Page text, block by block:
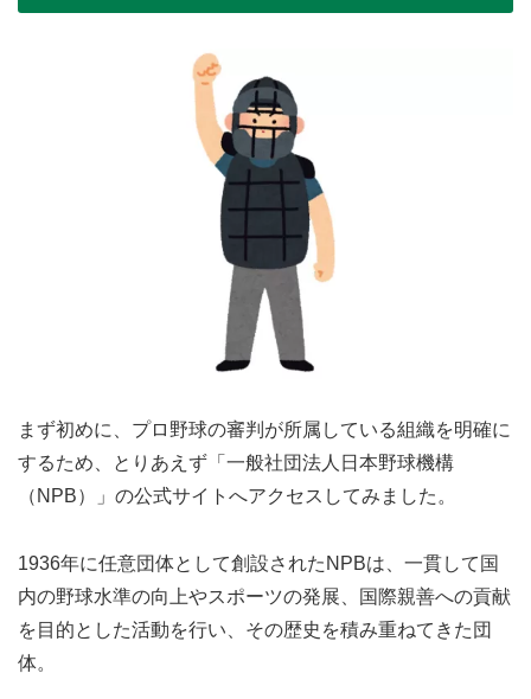
まず初めに、プロ野球の審判が所属している組織を明確に
するため、とりあえず「一般社団法人日本野球機構
（NPB）」の公式サイトへアクセスしてみました。
1936年に任意団体として創設されたNPBは、一貫して国
内の野球水準の向上やスポーツの発展、国際親善への貢献
を目的とした活動を行い、その歴史を積み重ねてきた団
体。